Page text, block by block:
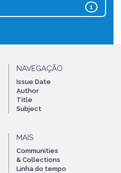
1
NAVEGAÇÃO
Issue Date
Author
Title
Subject
MAIS
Communities
& Collections
Linha do tempo